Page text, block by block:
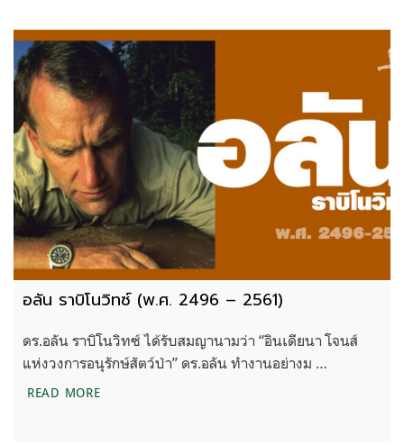
อลัน ราบิโนวิทซ์ (พ.ศ. 2496 – 2561)
ดร.อลัน ราบิโนวิทซ์ ได้รับสมญานามว่า “อินเดียนา โจนส์
แห่งวงการอนุรักษ์สัตว์ป่า” ดร.อลัน ทำงานอย่างม …
READ MOREอลัน ราบิโนวิทซ์ (พ.ศ. 2496 – 2561)